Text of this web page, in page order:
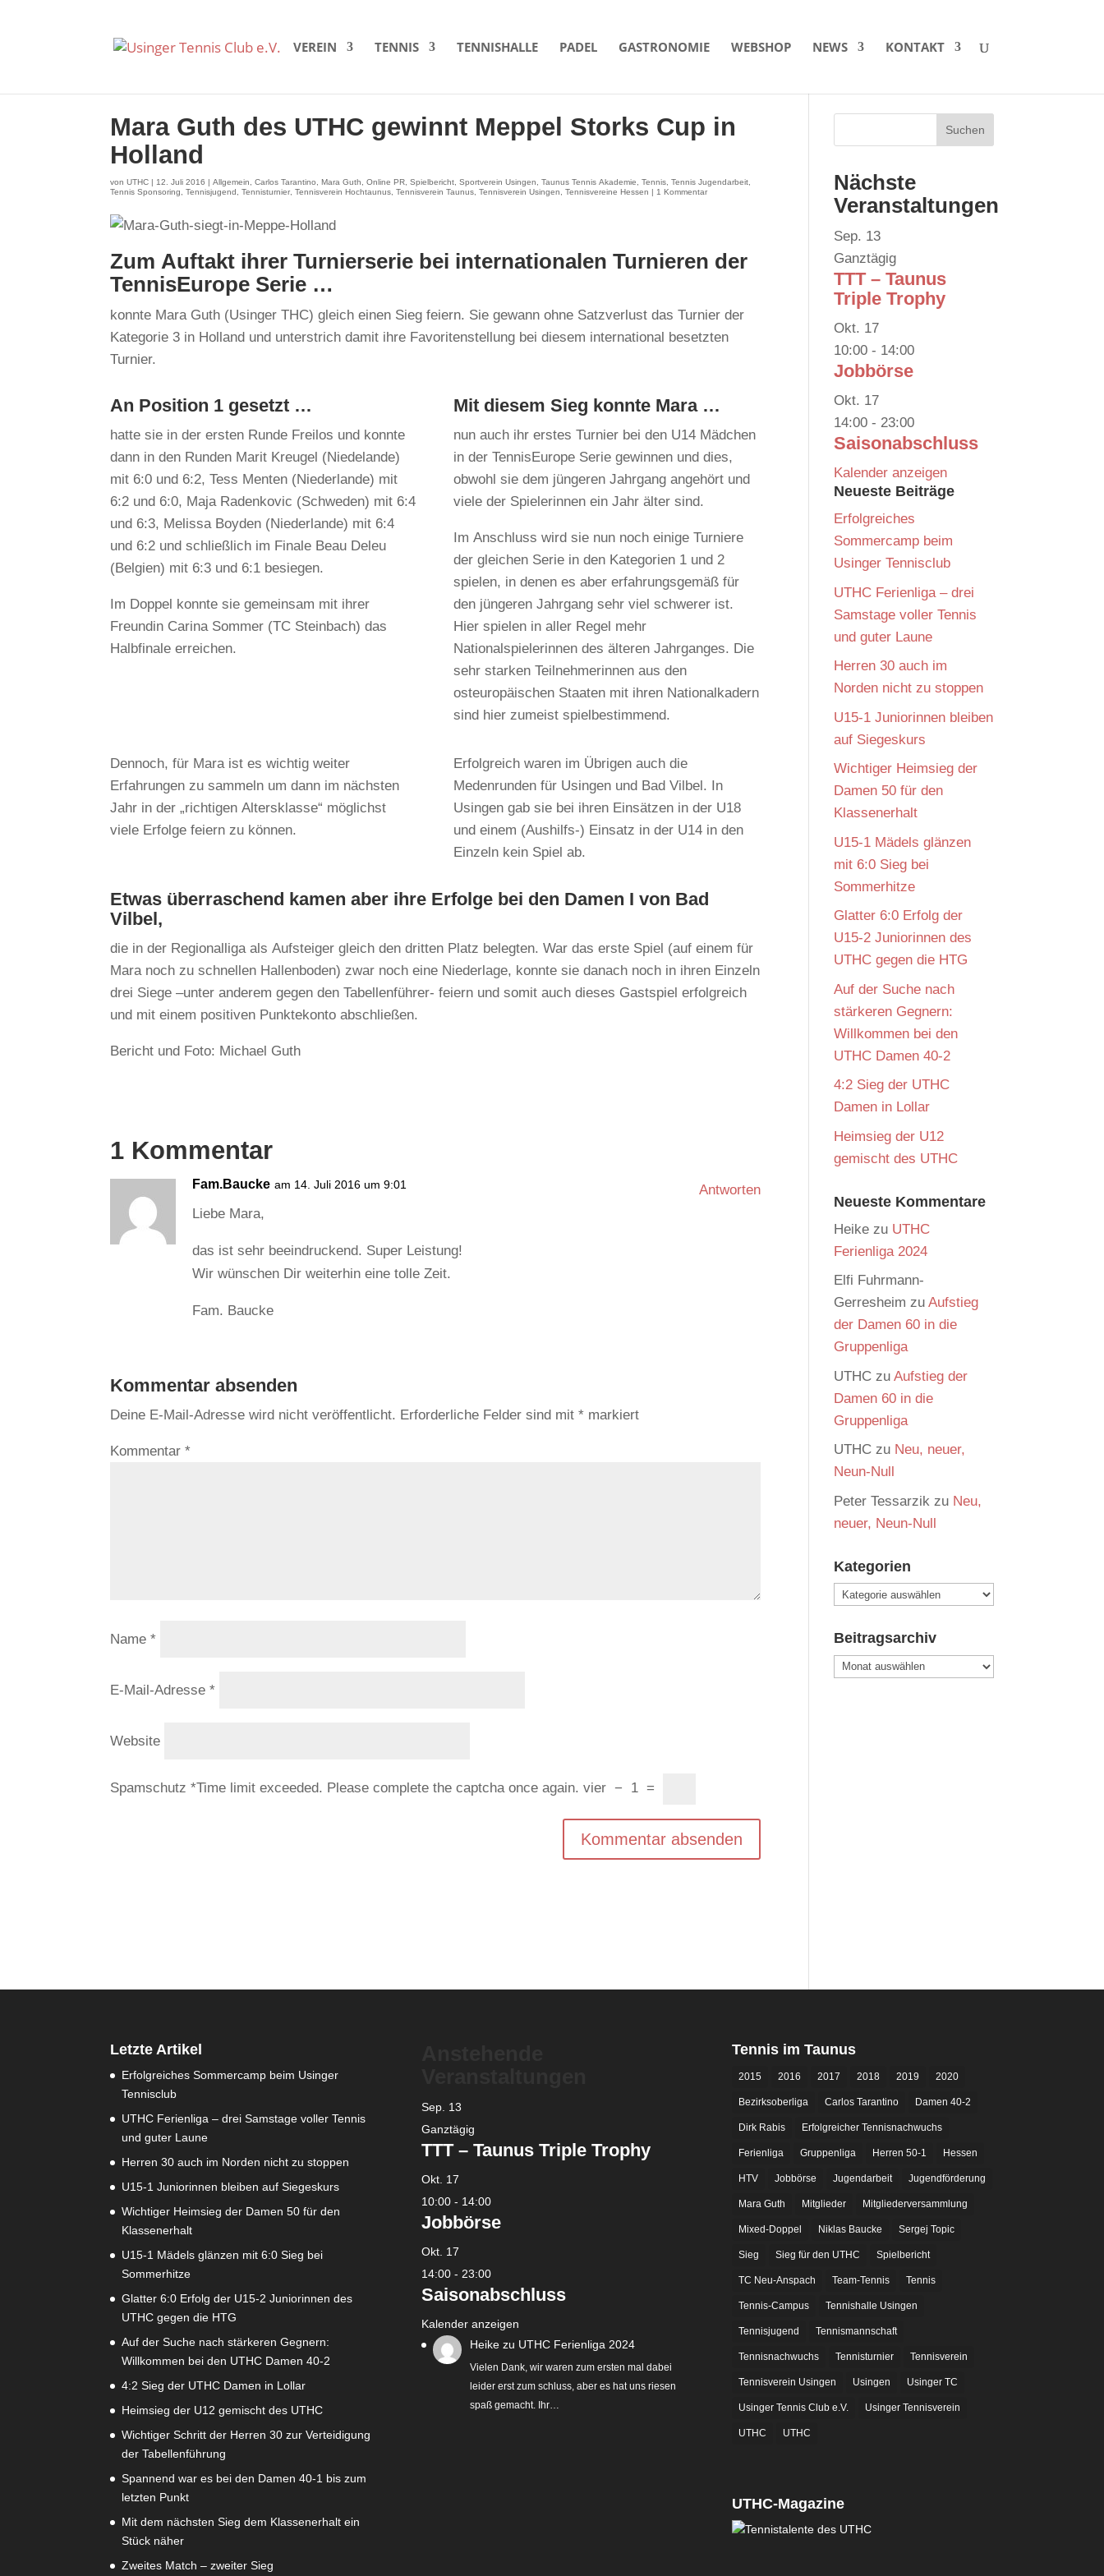
VEREIN TENNIS TENNISHALLE PADEL GASTRONOMIE WEBSHOP NEWS KONTAKT
Mara Guth des UTHC gewinnt Meppel Storks Cup in
Holland
vonUTHC | 12. Juli 2016 |Allgemein ,Carlos Tarantino ,Mara Guth ,Online PR ,Spielbericht ,Sportverein Usingen ,Taunus Tennis Akademie ,Tennis ,Tennis Jugendarbeit
Tennis Sponsoring
,Tennisjugend ,Tennisturnier ,Tennisverein Hochtaunus ,Tennisverein Taunus ,Tennisverein Usingen ,Tennisvereine Hessen | 1 Kommentar
Zum Auftakt ihrer Turnierserie bei internationalen Turnieren der
TennisEurope Serie …
konnte Mara Guth (Usinger THC) gleich einen Sieg feiern. Sie gewann ohne Satzverlust das Turnier der
Kategorie 3 in Holland und unterstrich damit ihre Favoritenstellung bei diesem international besetzten
Turnier.
An Position 1 gesetzt …
hatte sie in der ersten Runde Freilos und konnte
dann in den Runden Marit Kreugel (Niedelande)
mit 6:0 und 6:2, Tess Menten (Niederlande) mit
6:2 und 6:0, Maja Radenkovic (Schweden) mit 6:4
und 6:3, Melissa Boyden (Niederlande) mit 6:4
und 6:2 und schließlich im Finale Beau Deleu
(Belgien) mit 6:3 und 6:1 besiegen.
Im Doppel konnte sie gemeinsam mit ihrer
Freundin Carina Sommer (TC Steinbach) das
Halbfinale erreichen.
Mit diesem Sieg konnte Mara …
nun auch ihr erstes Turnier bei den U14 Mädchen
in der TennisEurope Serie gewinnen und dies,
obwohl sie dem jüngeren Jahrgang angehört und
viele der Spielerinnen ein Jahr älter sind.
Im Anschluss wird sie nun noch einige Turniere
der gleichen Serie in den Kategorien 1 und 2
spielen, in denen es aber erfahrungsgemäß für
den jüngeren Jahrgang sehr viel schwerer ist.
Hier spielen in aller Regel mehr
Nationalspielerinnen des älteren Jahrganges. Die
sehr starken Teilnehmerinnen aus den
osteuropäischen Staaten mit ihren Nationalkadern
sind hier zumeist spielbestimmend.
Dennoch, für Mara ist es wichtig weiter
Erfahrungen zu sammeln um dann im nächsten
Jahr in der „richtigen Altersklasse“ möglichst
viele Erfolge feiern zu können.
Erfolgreich waren im Übrigen auch die
Medenrunden für Usingen und Bad Vilbel. In
Usingen gab sie bei ihren Einsätzen in der U18
und einem (Aushilfs-) Einsatz in der U14 in den
Einzeln kein Spiel ab.
Etwas überraschend kamen aber ihre Erfolge bei den Damen I von Bad
Vilbel,
die in der Regionalliga als Aufsteiger gleich den dritten Platz belegten. War das erste Spiel (auf einem für
Mara noch zu schnellen Hallenboden) zwar noch eine Niederlage, konnte sie danach noch in ihren Einzeln
drei Siege –unter anderem gegen den Tabellenführer- feiern und somit auch dieses Gastspiel erfolgreich
und mit einem positiven Punktekonto abschließen.
Bericht und Foto: Michael Guth
1 Kommentar
Fam.Baucke am 14. Juli 2016 um 9:01
Liebe Mara,
das ist sehr beeindruckend. Super Leistung!
Wir wünschen Dir weiterhin eine tolle Zeit.
Fam. Baucke
Antworten
Kommentar absenden
Deine E-Mail-Adresse wird nicht veröffentlicht. Erforderliche Felder sind mit* markiert
Kommentar*
Name*
E-Mail-Adresse*
Website
Spamschutz *Time limit exceeded. Please complete the captcha once again. vier − 1 =
Nächste
Veranstaltungen
Sep. 13
Ganztägig
TTT – Taunus
Triple Trophy
Okt. 17
10:00 - 14:00
Jobbörse
Okt. 17
14:00 - 23:00
Saisonabschluss
Kalender anzeigen
Neueste Beiträge
Erfolgreiches
Sommercamp beim
Usinger Tennisclub
UTHC Ferienliga – drei
Samstage voller Tennis
und guter Laune
Herren 30 auch im
Norden nicht zu stoppen
U15-1 Juniorinnen bleiben
auf Siegeskurs
Wichtiger Heimsieg der
Damen 50 für den
Klassenerhalt
U15-1 Mädels glänzen
mit 6:0 Sieg bei
Sommerhitze
Glatter 6:0 Erfolg der
U15-2 Juniorinnen des
UTHC gegen die HTG
Auf der Suche nach
stärkeren Gegnern:
Willkommen bei den
UTHC Damen 40-2
4:2 Sieg der UTHC
Damen in Lollar
Heimsieg der U12
gemischt des UTHC
Neueste Kommentare
Heike zu UTHC
Ferienliga 2024
Elfi Fuhrmann-
Gerresheim zuAufstieg
der Damen 60 in die
Gruppenliga
UTHC zuAufstieg der
Damen 60 in die
Gruppenliga
UTHC zu Neu, neuer,
Neun-Null
Peter Tessarzik zu Neu,
neuer, Neun-Null
Kategorien
Kategorien
Beitragsarchiv
Beitragsarchiv
Letzte Artikel
Erfolgreiches Sommercamp beim Usinger
Tennisclub
UTHC Ferienliga – drei Samstage voller Tennis
und guter Laune
Herren 30 auch im Norden nicht zu stoppen
U15-1 Juniorinnen bleiben auf Siegeskurs
Wichtiger Heimsieg der Damen 50 für den
Klassenerhalt
U15-1 Mädels glänzen mit 6:0 Sieg bei
Sommerhitze
Glatter 6:0 Erfolg der U15-2 Juniorinnen des
UTHC gegen die HTG
Auf der Suche nach stärkeren Gegnern:
Willkommen bei den UTHC Damen 40-2
4:2 Sieg der UTHC Damen in Lollar
Heimsieg der U12 gemischt des UTHC
Wichtiger Schritt der Herren 30 zur Verteidigung
der Tabellenführung
Spannend war es bei den Damen 40-1 bis zum
letzten Punkt
Mit dem nächsten Sieg dem Klassenerhalt ein
Stück näher
Zweites Match – zweiter Sieg
Sep. 13
Ganztägig
TTT – Taunus Triple Trophy
Okt. 17
10:00- 14:00
Jobbörse
Okt. 17
14:00- 23:00
Saisonabschluss
Kalender anzeigen
Heike zu UTHC Ferienliga 2024
Vielen Dank, wir waren zum ersten mal dabei
leider erst zum schluss, aber es hat uns riesen
spaß gemacht. Ihr…
Tennis im Taunus
2015 2016 2017 2018 2019 2020
Bezirksoberliga Carlos Tarantino Damen 40-2
Dirk Rabis Erfolgreicher Tennisnachwuchs
Ferienliga Gruppenliga Herren 50-1 Hessen
HTV Jobbörse Jugendarbeit Jugendförderung
Mara Guth Mitglieder Mitgliederversammlung
Mixed-Doppel Niklas Baucke Sergej Topic
Sieg Sieg für den UTHC Spielbericht
TC Neu-Anspach Team-Tennis Tennis
Tennis-Campus Tennishalle Usingen
Tennisjugend Tennismannschaft
Tennisnachwuchs Tennisturnier Tennisverein
Tennisverein Usingen Usingen Usinger TC
Usinger Tennis Club e.V. Usinger Tennisverein
UTHC UTHC
UTHC-Magazine